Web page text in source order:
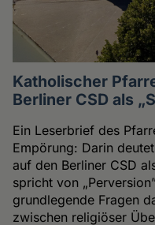
Katholischer
Berliner CSD als
Ein Leserbrief des
Empörung: Darin
auf den Berliner CSD
spricht von
grundlegende Fragen
zwischen religiöser